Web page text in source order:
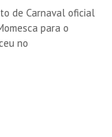
de Carnaval oficial
para o
no